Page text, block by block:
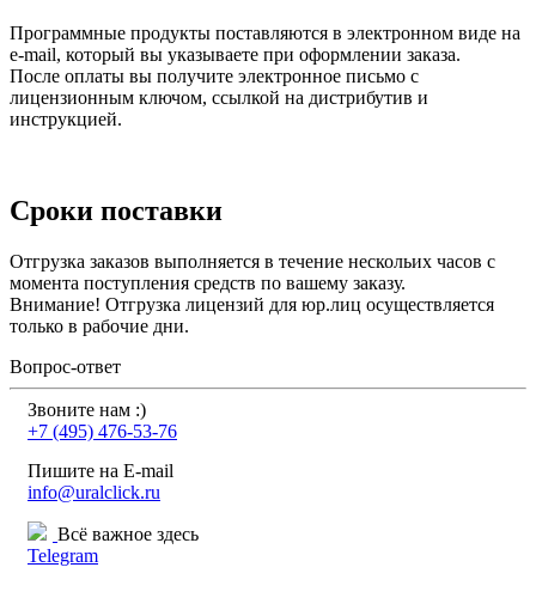
Программные продукты поставляются в электронном виде на
e-mail, который вы указываете при оформлении заказа.
После оплаты вы получите электронное письмо с
лицензионным ключом, ссылкой на дистрибутив и
инструкцией.
Сроки поставки
Отгрузка заказов выполняется в течение нескольих часов с
момента поступления средств по вашему заказу.
Внимание! Отгрузка лицензий для юр.лиц осуществляется
только в рабочие дни.
Вопрос-ответ
Звоните нам :)
+7 (495) 476-53-76
Пишите на E-mail
info@uralclick.ru
Всё важное здесь
Telegram